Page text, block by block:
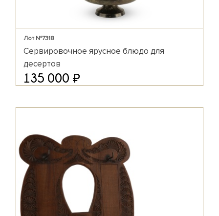
Лот №7318
Сервировочное ярусное блюдо для
десертов
135 000 ₽